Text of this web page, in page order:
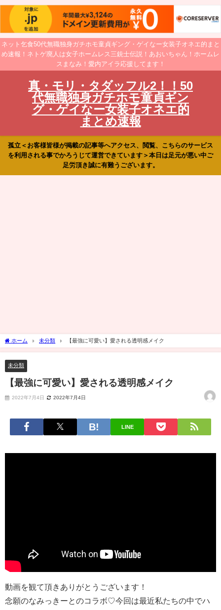
ネット乞食50代無職独身ガチホモ童貞ギング・ゲイなー女装子オネエ的まと
め速報！ネトゲ廃人は女子ホームレス三銃士伝説！あおいちゃん！ホームレ
スまなみ！愛内アイラ応援してます！
真・モリ・タダッフル2！！50
代無職独身ガチホモ童貞ギン
グ・ゲイなー女装子オネエ的
まとめ速報
孤立＜お客様皆様が掲載の記事等へアクセス、閲覧、こちらのサービス
を利用される事でかろうじて運営できています＞本日は足元が悪い中ご
足労頂き誠に有難うございます。
ホーム 未分類 【最強に可愛い】愛される透明感メイク
未分類
【最強に可愛い】愛される透明感メイク
2022年7月4日 2022年7月4日
LINE
動画を観て頂きありがとうございます！
念願のなみっきーとのコラボ♡今回は最近私たちの中でハ